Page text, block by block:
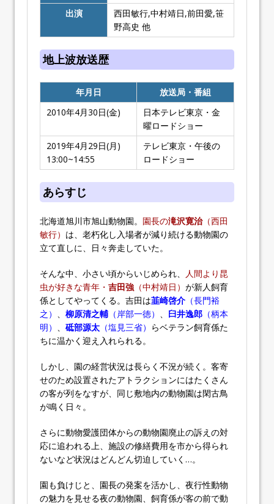
出演
西田敏行,中村靖日,前田愛,笹
野高史 他
地上波放送歴
年月日
放送局・番組
2010年4月30日(金)
日本テレビ東京・金
曜ロードショー
2019年4月29日(月)
13:00~14:55
テレビ東京・午後の
ロードショー
あらすじ
北海道旭川市旭山動物園。 園長の滝沢寛治（西田
敏行） は、老朽化し入場者が減り続ける動物園の
立て直しに、日々奔走していた。
そんな中、小さい頃からいじめられ、
人間より昆
虫が好きな青年・ 吉田強 （中村靖日） が新人飼育
係としてやってくる。吉田は韮崎啓介 （長門裕
之）
柳原清之輔 （岸部一徳） 臼井逸郎 （柄本
明）
砥部源太 （塩見三省） らベテラン飼育係た
ちに温かく迎え入れられる。
しかし、園の経営状況は長らく不況が続く。客寄
せのため設置されたアトラクションにはたくさん
の客が列をなすが、同じ敷地内の動物園は閑古鳥
が鳴く日々。
さらに動物愛護団体からの動物園廃止の訴えの対
応に追われる上、施設の修繕費用を市から得られ
ないなど状況はどんどん切迫していく…。
園も負けじと、園長の発案を活かし、夜行性動物
の魅力を見せる夜の動物園、飼育係が客の前で動